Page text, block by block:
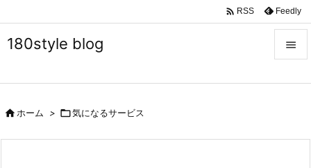
180style blog 

 RSS Feedly
ホーム > 気になるサービス